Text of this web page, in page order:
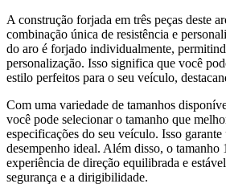
A construção forjada em três peças deste
combinação única de resistência e
do aro é forjado individualmente,
personalização. Isso significa que você
estilo perfeitos para o seu veículo,
Com uma variedade de tamanhos
você pode selecionar o tamanho que
especificações do seu veículo. Isso
desempenho ideal. Além disso, o tamanho
experiência de direção equilibrada e
segurança e a dirigibilidade.